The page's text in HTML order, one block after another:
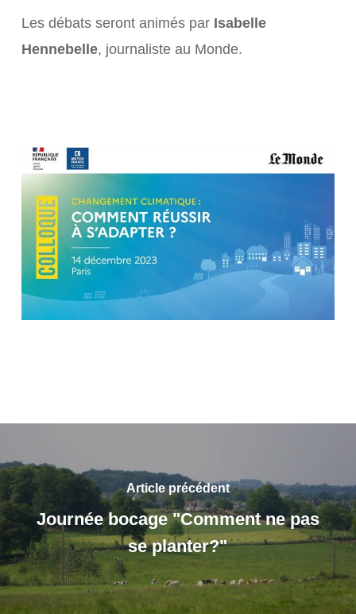
Les débats seront animés par Isabelle
Hennebelle, journaliste au Monde.
Article précédent
Journée bocage "Comment ne pas
se planter?"